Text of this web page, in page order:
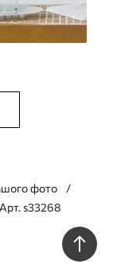
фото
s33268